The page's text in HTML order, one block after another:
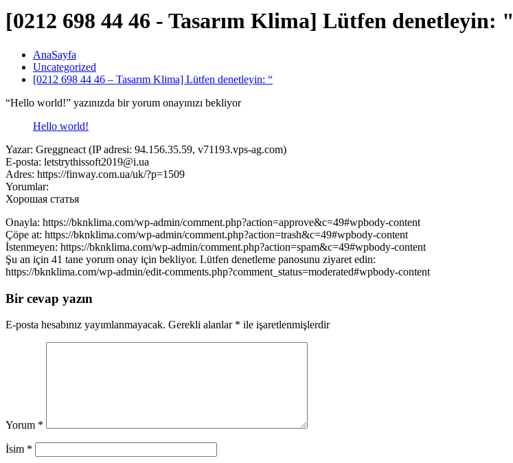
[0212 698 44 46 - Tasarım Klima] Lütfen denetleyin: "
AnaSayfa
Uncategorized
[0212 698 44 46 – Tasarım Klima] Lütfen denetleyin: “
“Hello world!” yazınızda bir yorum onayınızı bekliyor
Hello world!
Yazar: Greggneact (IP adresi: 94.156.35.59, v71193.vps-ag.com)
E-posta: letstrythissoft2019@i.ua
Adres: https://finway.com.ua/uk/?p=1509
Yorumlar:
Хорошая статья
Onayla: https://bknklima.com/wp-admin/comment.php?action=approve&c=49#wpbody-content
Çöpe at: https://bknklima.com/wp-admin/comment.php?action=trash&c=49#wpbody-content
İstenmeyen: https://bknklima.com/wp-admin/comment.php?action=spam&c=49#wpbody-content
Şu an için 41 tane yorum onay için bekliyor. Lütfen denetleme panosunu ziyaret edin:
https://bknklima.com/wp-admin/edit-comments.php?comment_status=moderated#wpbody-content
Bir cevap yazın
E-posta hesabınız yayımlanmayacak. Gerekli alanlar * ile işaretlenmişlerdir
Yorum *
İsim *